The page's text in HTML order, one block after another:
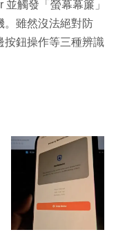
觸發「螢幕幕簾」
。雖然沒法絕對防
按鈕操作等三種辨識